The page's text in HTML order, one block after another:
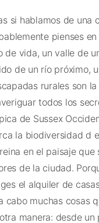
si hablamos de una
pienses
de vida, un valle de
de un río próximo,
rurales son
todos los
de Sussex
la biodiversidad d
en el paisaje que
de la ciudad.
el alquiler de
cabo muchas cosas
manera: desde un